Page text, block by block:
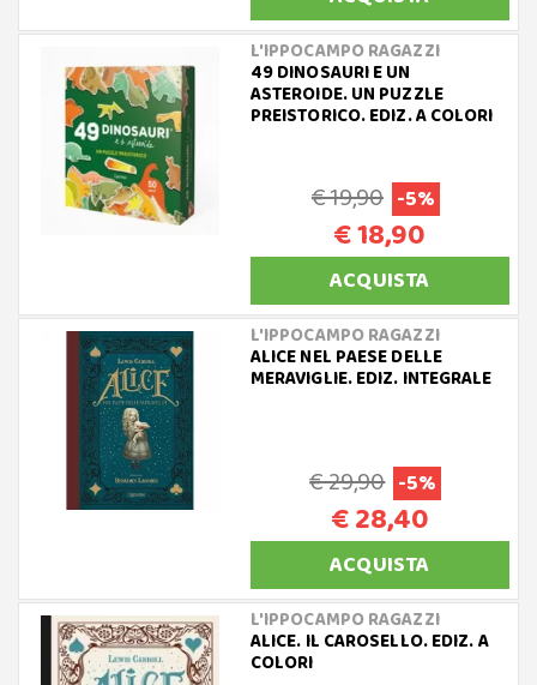
L'IPPOCAMPO RAGAZZI
49 DINOSAURI E UN
ASTEROIDE. UN PUZZLE
PREISTORICO. EDIZ. A COLORI
€ 19,90 -5%
€ 18,90
ACQUISTA
L'IPPOCAMPO RAGAZZI
ALICE NEL PAESE DELLE
MERAVIGLIE. EDIZ. INTEGRALE
€ 29,90 -5%
€ 28,40
ACQUISTA
L'IPPOCAMPO RAGAZZI
ALICE. IL CAROSELLO. EDIZ. A
COLORI